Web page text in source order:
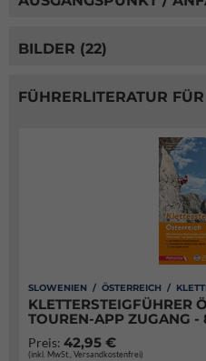
BILDER (22)
FÜHRERLITERATUR
SLOWENIEN / ÖSTERREICH /
KLETTERSTEIGFÜHRER
TOUREN-APP ZUGANG -
Preis: 42,95 €
(inkl. MwSt., Versandkostenfrei)